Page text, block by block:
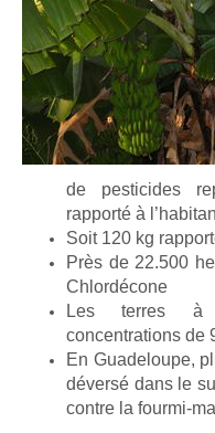
de pesticides
rapporté à
Soit 120 kg
Près de 22.500
Chlordécone
Les terres à
concentrations de
En Guadeloupe,
déversé dans le
contre la fourmi-